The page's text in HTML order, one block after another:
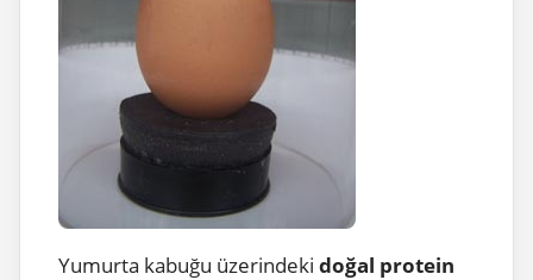
Yumurta kabuğu üzerindeki doğal protein